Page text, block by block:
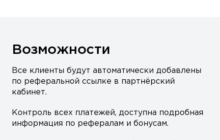
Возможности
Все клиенты будут автоматически добавлены
по реферальной ссылке в партнёрский
кабинет.
Контроль всех платежей, доступна подробная
информация по рефералам и бонусам.